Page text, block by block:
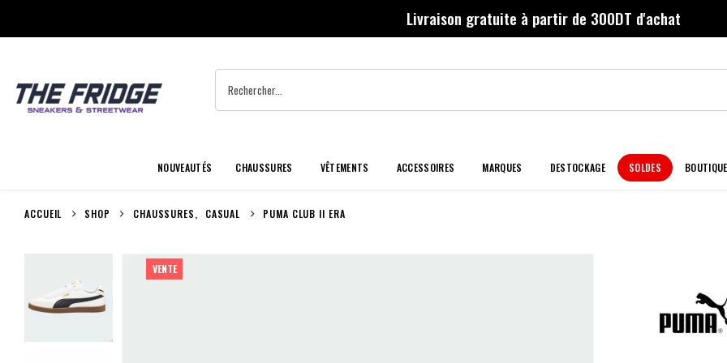
Livraison gratuite à partir de 300DT d'achat
NOUVEAUTÉS CHAUSSURES VÊTEMENTS ACCESSOIRES MARQUES DESTOCKAGE SOLDES
ACCUEIL SHOP CHAUSSURES, CASUAL PUMA CLUB II ERA
VENTE